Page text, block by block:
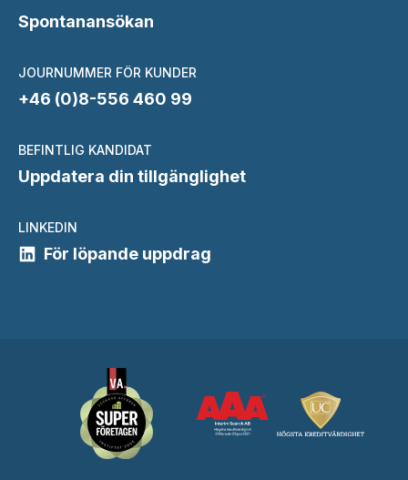
Spontanansökan
JOURNUMMER FÖR KUNDER
+46 (0)8-556 460 99
BEFINTLIG KANDIDAT
Uppdatera din tillgänglighet
LINKEDIN
För löpande uppdrag